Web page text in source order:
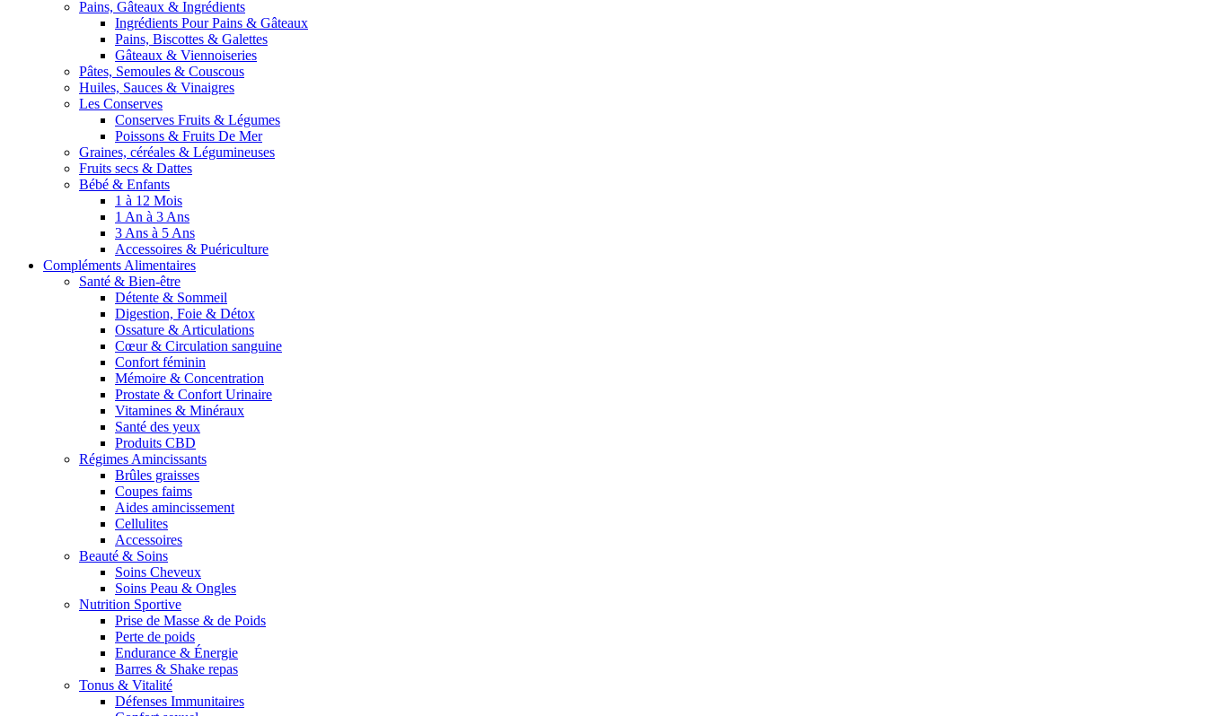
Pains, Gâteaux & Ingrédients
Ingrédients Pour Pains & Gâteaux
Pains, Biscottes & Galettes
Gâteaux & Viennoiseries
Pâtes, Semoules & Couscous
Huiles, Sauces & Vinaigres
Les Conserves
Conserves Fruits & Légumes
Poissons & Fruits De Mer
Graines, céréales & Légumineuses
Fruits secs & Dattes
Bébé & Enfants
1 à 12 Mois
1 An à 3 Ans
3 Ans à 5 Ans
Accessoires & Puériculture
Compléments Alimentaires
Santé & Bien-être
Détente & Sommeil
Digestion, Foie & Détox
Ossature & Articulations
Cœur & Circulation sanguine
Confort féminin
Mémoire & Concentration
Prostate & Confort Urinaire
Vitamines & Minéraux
Santé des yeux
Produits CBD
Régimes Amincissants
Brûles graisses
Coupes faims
Aides amincissement
Cellulites
Accessoires
Beauté & Soins
Soins Cheveux
Soins Peau & Ongles
Nutrition Sportive
Prise de Masse & de Poids
Perte de poids
Endurance & Énergie
Barres & Shake repas
Tonus & Vitalité
Défenses Immunitaires